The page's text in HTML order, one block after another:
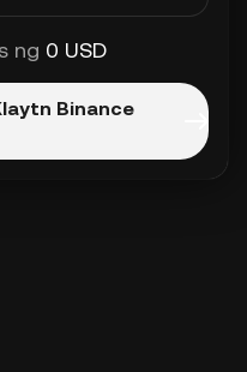
ng 0 USD
Binance